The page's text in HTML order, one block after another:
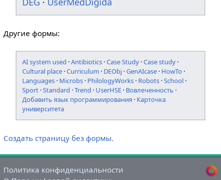
Другие формы:
AI system used ·Antibiotics ·Case Study ·Case study ·
Cultural place ·Curriculum · DEObj ·GenAIcase · HowTo ·
Languages · Microbs · PhilologyWorks · Robots ·School ·
Sport ·Standard ·Trend · UserHSE · Вовлеченность ·
Добавить язык программирования · Карточка
университета
Создать страницу без формы.
Политика конфиденциальности